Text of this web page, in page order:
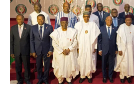
CEDEAO